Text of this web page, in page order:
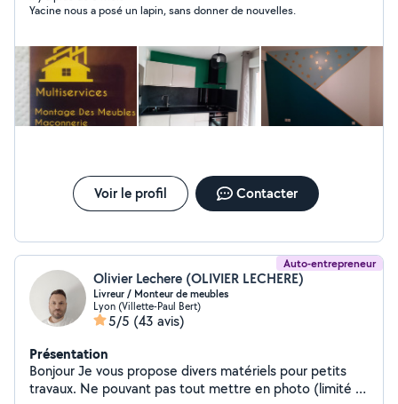
Yacine nous a posé un lapin, sans donner de nouvelles.
Voir le profil Contacter
Auto-entrepreneur
Olivier Lechere (OLIVIER LECHERE)
Livreur / Monteur de meubles
Lyon (Villette-Paul Bert)
5/5 (43 avis)
Présentation
Bonjour Je vous propose divers matériels pour petits
travaux. Ne pouvant pas tout mettre en photo (limité à